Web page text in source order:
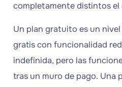
completamente distintos el
Un plan gratuito es un
gratis con funcionalidad
indefinida, pero las
tras un muro de pago. Una